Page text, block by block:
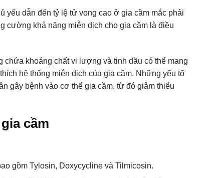
yếu dẫn đến tỷ lệ tử vong cao ở gia cầm mắc phải
cường khả năng miễn dịch cho gia cầm là điều
khoáng chất vi lượng và tinh dầu có thể mang
hệ thống miễn dịch của gia cầm. Những yếu tố
gây bệnh vào cơ thể gia cầm, từ đó giảm thiểu
cầm
gồm Tylosin, Doxycycline và Tilmicosin.